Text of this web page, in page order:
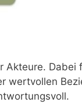
wertvollen